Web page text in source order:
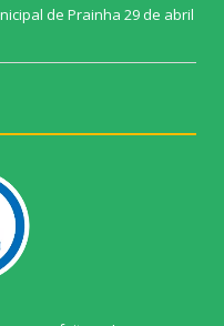
de Prainha 29 de abril